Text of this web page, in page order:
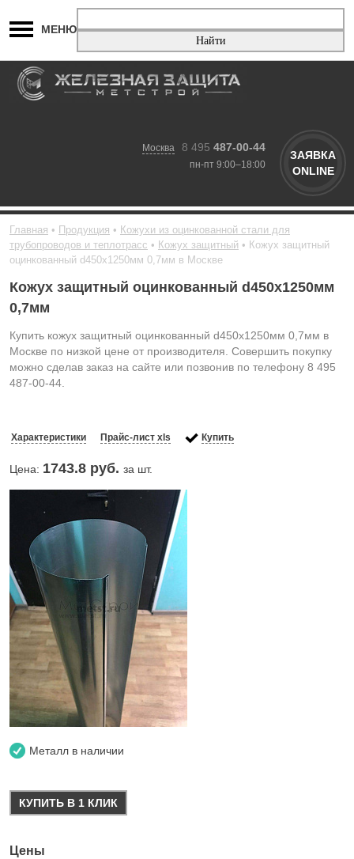
МЕНЮ
Москва 8 495 487-00-44
пн-пт 9:00–18:00
ЗАЯВКА
ONLINE
Главная Продукция
Кожухи из оцинкованной стали для
трубопроводов и теплотрасс
Кожух защитный
Кожух защитный
оцинкованный d450х1250мм 0,7мм в Москве
Кожух защитный оцинкованный d450х1250мм
0,7мм
Купить кожух защитный оцинкованный d450х1250мм 0,7мм в
Москве по низкой цене от производителя. Совершить покупку
можно сделав заказ на сайте или позвонив по телефону 8 495
487-00-44.
Характеристики Прайс-лист xls Купить
Цена: 1743.8 руб. за шт.
Металл в наличии
КУПИТЬ В 1 КЛИК
Цены